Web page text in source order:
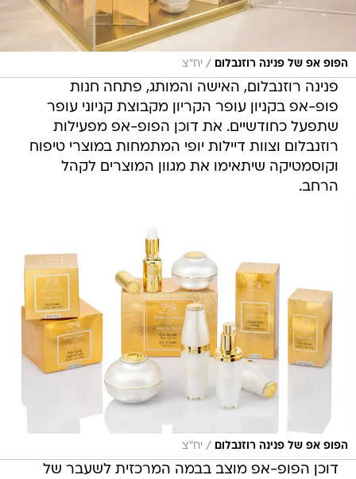
הפופ אפ של פנינה רוזנבלום / יח"צ
פנינה רוזנבלום, האישה והמותג, פתחה חנות
פופ-אפ בקניון עופר הקריון מקבוצת קניוני עופר
שתפעל כחודשיים. את דוכן הפופ-אפ מפעילות
רוזנבלום וצוות דיילות יופי המתמחות במוצרי טיפוח
וקוסמטיקה שיתאימו את מגוון המוצרים לקהל
הרחב.
הפופ אפ של פנינה רוזנבלום / יח"צ
דוכן הפופ-אפ מוצב בבמה המרכזית לשעבר של